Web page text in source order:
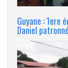
Guyane : 1ere
Daniel